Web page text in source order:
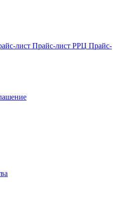
лист Прайс-лист РРЦ Прайс-